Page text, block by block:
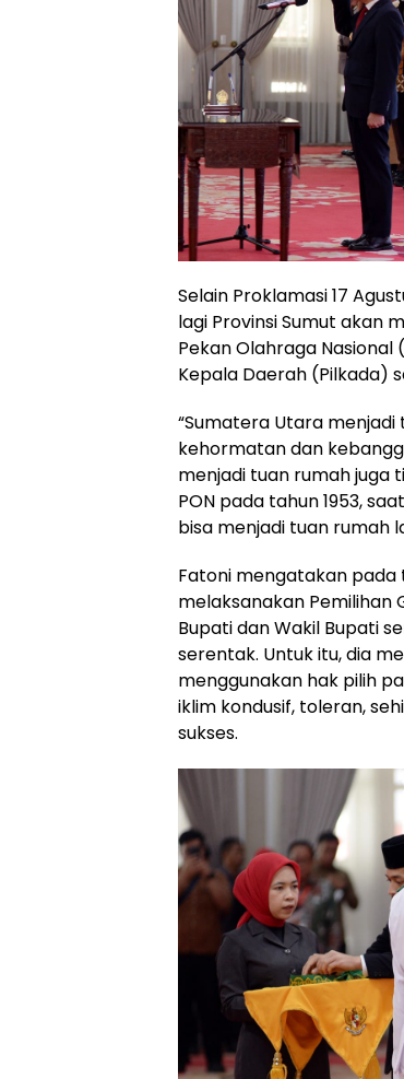
Selain Proklamasi 17
lagi Provinsi Sumut akan
Pekan Olahraga Nasional
Kepala Daerah (Pilkada)
“Sumatera Utara
kehormatan dan
menjadi tuan rumah juga
PON pada tahun 1953,
bisa menjadi tuan rumah
Fatoni mengatakan pada
melaksanakan Pemilihan
Bupati dan Wakil Bupati
serentak. Untuk itu, dia
menggunakan hak pilih
iklim kondusif, toleran,
sukses.